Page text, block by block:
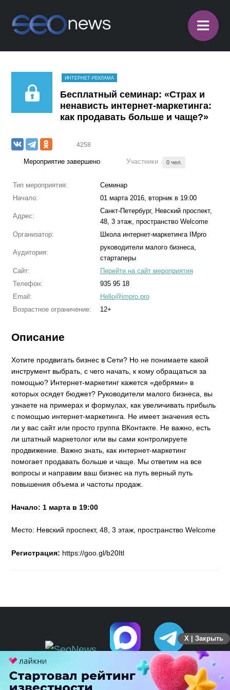
≡
ИНТЕРНЕТ-РЕКЛАМА
Бесплатный семинар: «Страх и
ненависть интернет-маркетинга:
как продавать больше и чаще?»
4258
Мероприятие завершено Участники 0 чел.
Тип мероприятия:
Семинар
Начало:
01 марта 2016, вторник в 19:00
Адрес:
Санкт-Петербург, Невский проспект,
48, 3 этаж, пространство Welcome
Организатор:
Школа интернет-маркетинга IMpro
Аудитория:
руководители малого бизнеса,
стартаперы
Сайт:
Перейти на сайт мероприятия
Телефон:
935 95 18
Email:
Hello@impro.pro
Возрастное ограничение:
12+
Описание
Хотите продвигать бизнес в Сети? Но не понимаете какой
инструмент выбрать, с чего начать, к кому обращаться за
помощью? Интернет-маркетинг кажется «дебрями» в
которых осядет бюджет? Руководители малого бизнеса, вы
узнаете на примерах и формулах, как увеличивать прибыль
с помощью интернет-маркетинга. Не имеет значения есть
ли у вас сайт или просто группа ВКонтакте. Не важно, есть
ли штатный маркетолог или вы сами контролируете
продвижение. Важно знать, как интернет-маркетинг
помогает продавать больше и чаще. Мы ответим на все
вопросы и направим ваш бизнес на путь верный путь
повышения объема и частоты продаж.
Начало: 1 марта в 19:00
Место: Невский проспект, 48, 3 этаж, пространство Welcome
Регистрация: https://goo.gl/b20Itl
X | Закрыть
ПЕРЕЙТИ НА ПОЛНУЮ ВЕРСИЮ
© SEOnews.ru Все права защищены. 2026